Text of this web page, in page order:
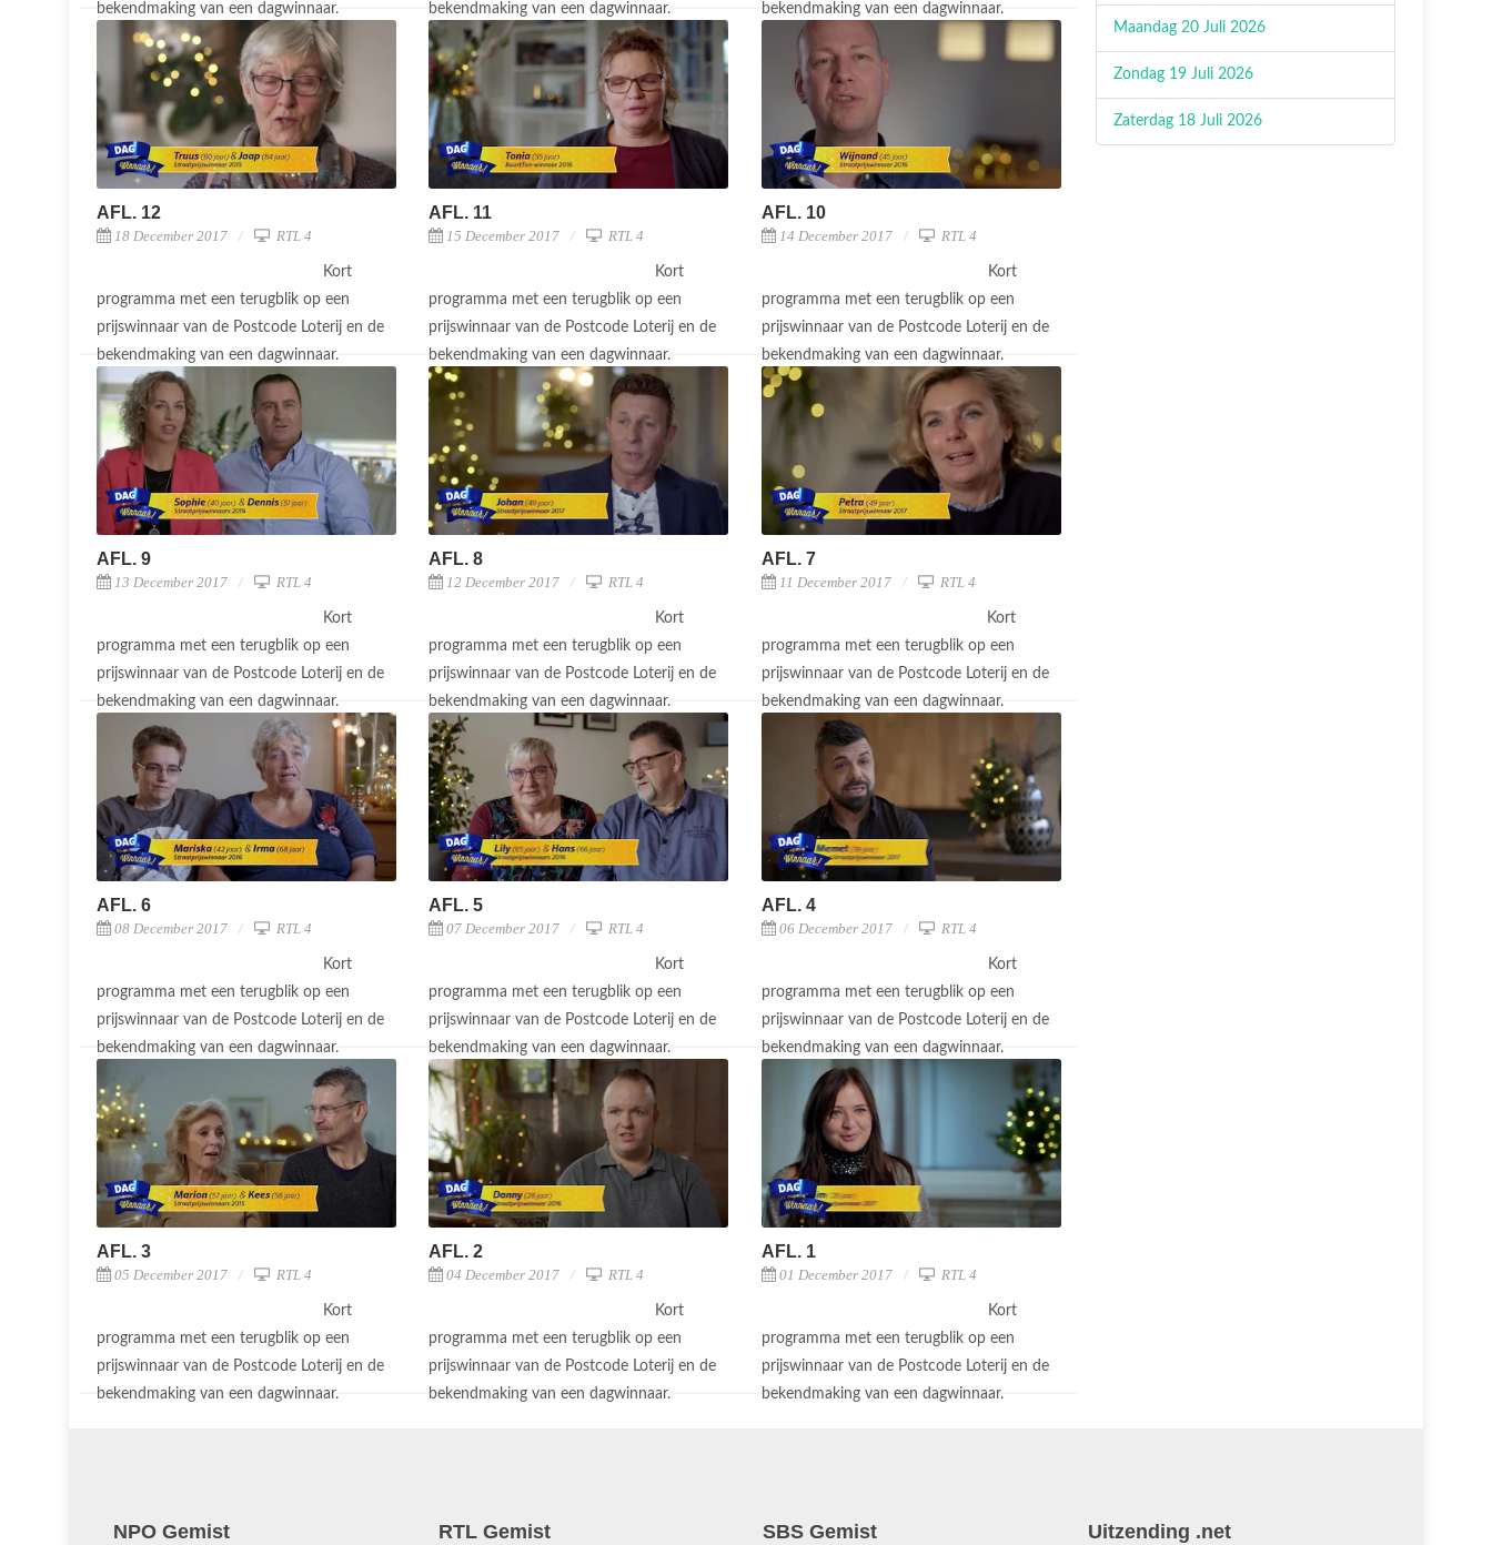
bekendmaking van een dagwinnaar.
bekendmaking van een dagwinnaar.
bekendmaking van een dagwinnaar.
AFL. 12
18 December 2017 RTL 4
Kort
programma met een terugblik op een
prijswinnaar van de Postcode Loterij en de
bekendmaking van een dagwinnaar.
AFL. 11
15 December 2017 RTL 4
Kort
programma met een terugblik op een
prijswinnaar van de Postcode Loterij en de
bekendmaking van een dagwinnaar.
AFL. 10
14 December 2017 RTL 4
Kort
programma met een terugblik op een
prijswinnaar van de Postcode Loterij en de
bekendmaking van een dagwinnaar.
AFL. 9
13 December 2017 RTL 4
Kort
programma met een terugblik op een
prijswinnaar van de Postcode Loterij en de
bekendmaking van een dagwinnaar.
AFL. 8
12 December 2017 RTL 4
Kort
programma met een terugblik op een
prijswinnaar van de Postcode Loterij en de
bekendmaking van een dagwinnaar.
AFL. 7
11 December 2017 RTL 4
Kort
programma met een terugblik op een
prijswinnaar van de Postcode Loterij en de
bekendmaking van een dagwinnaar.
AFL. 6
08 December 2017 RTL 4
Kort
programma met een terugblik op een
prijswinnaar van de Postcode Loterij en de
bekendmaking van een dagwinnaar.
AFL. 5
07 December 2017 RTL 4
Kort
programma met een terugblik op een
prijswinnaar van de Postcode Loterij en de
bekendmaking van een dagwinnaar.
AFL. 4
06 December 2017 RTL 4
Kort
programma met een terugblik op een
prijswinnaar van de Postcode Loterij en de
bekendmaking van een dagwinnaar.
AFL. 3
05 December 2017 RTL 4
Kort
programma met een terugblik op een
prijswinnaar van de Postcode Loterij en de
bekendmaking van een dagwinnaar.
AFL. 2
04 December 2017 RTL 4
Kort
programma met een terugblik op een
prijswinnaar van de Postcode Loterij en de
bekendmaking van een dagwinnaar.
AFL. 1
01 December 2017 RTL 4
Kort
programma met een terugblik op een
prijswinnaar van de Postcode Loterij en de
bekendmaking van een dagwinnaar.
Maandag 20 Juli 2026
Zondag 19 Juli 2026
Zaterdag 18 Juli 2026
NPO Gemist RTL Gemist SBS Gemist Uitzending .net